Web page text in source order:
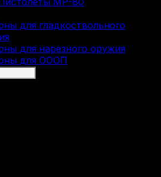
для гладкоствольного
для нарезного оружия
для ОООП